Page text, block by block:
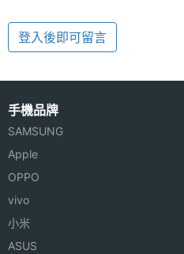
登入後即可留言
手機品牌
SAMSUNG
Apple
OPPO
vivo
小米
ASUS